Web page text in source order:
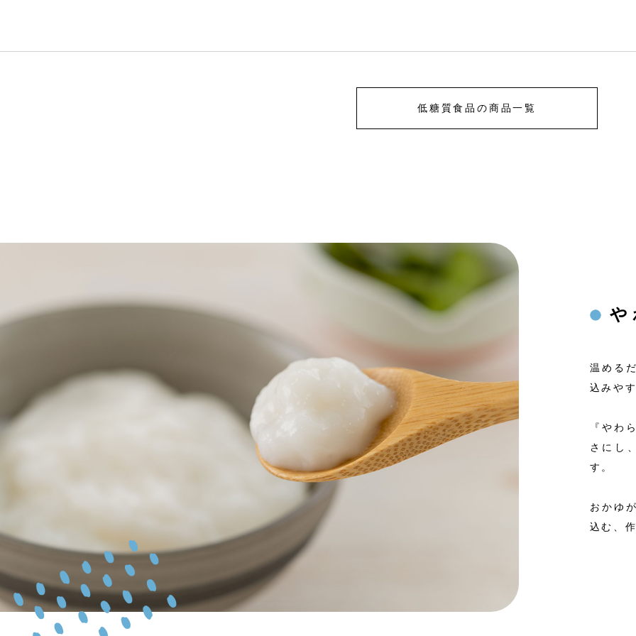
低糖質食品の商品一覧
や
温める
込みや
『やわ
さにし
す。
おかゆ
込む、